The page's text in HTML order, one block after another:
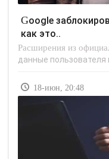
Google заблокировал 70 расширений Chrome —
как это..
Расширения из
данные пользователя
18-июн, 20:48